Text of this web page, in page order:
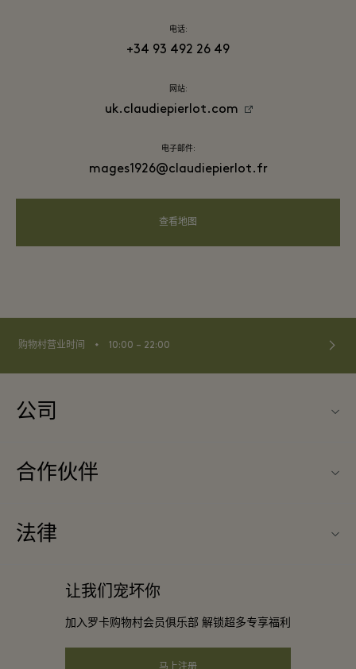
电话:
+34 93 492 26 49
网站:
uk.claudiepierlot.com
电子邮件:
mages1926@claudiepierlot.fr
查看地图
购物村营业时间 ⬩ 10:00 – 22:00
公司
关于La Roca Village（罗卡购物村)
下载应用程序
合作伙伴
成为合作伙伴
酒店及景点合作伙伴
法律
会员条款与条件让我们宠坏你
加入罗卡购物村会员俱乐部 解锁超多专享福利